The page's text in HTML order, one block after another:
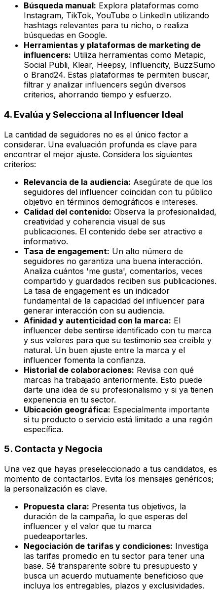
Búsqueda manual: Explora plataformas como
Instagram, TikTok, YouTube o LinkedIn utilizando
hashtags relevantes para tu nicho, o realiza
búsquedas en Google.
Herramientas y plataformas de marketing de
influencers: Utiliza herramientas como Metapic,
Social Publi, Klear, Heepsy, Influencity, BuzzSumo
o Brand24. Estas plataformas te permiten buscar,
filtrar y analizar influencers según diversos
criterios, ahorrando tiempo y esfuerzo.
4. Evalúa y Selecciona al Influencer Ideal
La cantidad de seguidores no es el único factor a
considerar. Una evaluación profunda es clave para
encontrar el mejor ajuste. Considera los siguientes
criterios:
Relevancia de la audiencia: Asegúrate de que los
seguidores del influencer coincidan con tu público
objetivo en términos demográficos e intereses.
Calidad del contenido: Observa la profesionalidad,
creatividad y coherencia visual de sus
publicaciones. El contenido debe ser atractivo e
informativo.
Tasa de engagement: Un alto número de
seguidores no garantiza una buena interacción.
Analiza cuántos 'me gusta', comentarios, veces
compartido y guardados reciben sus publicaciones.
La tasa de engagement es un indicador
fundamental de la capacidad del influencer para
generar interacción con su audiencia.
Afinidad y autenticidad con la marca: El
influencer debe sentirse identificado con tu marca
y sus valores para que su testimonio sea creíble y
natural. Un buen ajuste entre la marca y el
influencer fomenta la confianza.
Historial de colaboraciones: Revisa con qué
marcas ha trabajado anteriormente. Esto puede
darte una idea de su profesionalismo y si ya tienen
experiencia en tu sector.
Ubicación geográfica: Especialmente importante
si tu producto o servicio está limitado a una región
específica.
5. Contacta y Negocia
Una vez que hayas preseleccionado a tus candidatos, es
momento de contactarlos. Evita los mensajes genéricos;
la personalización es clave.
Propuesta clara: Presenta tus objetivos, la
duración de la campaña, lo que esperas del
influencer y el valor que tu marca
puedeaportarles.
Negociación de tarifas y condiciones: Investiga
las tarifas promedio en tu sector para tener una
base. Sé transparente sobre tu presupuesto y
busca un acuerdo mutuamente beneficioso que
incluya los entregables, plazos y exclusividades.